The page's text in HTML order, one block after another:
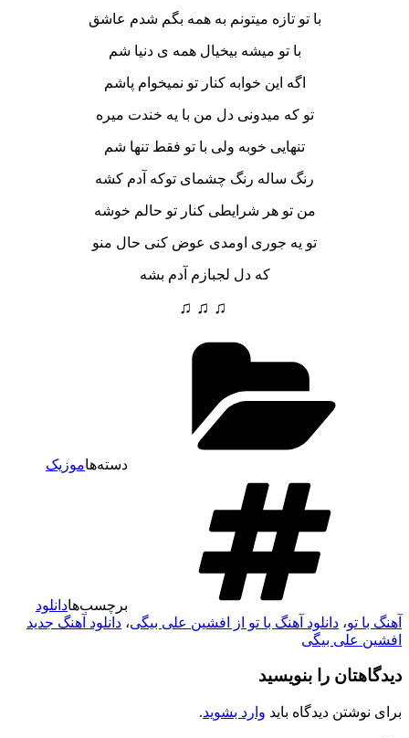
با تو تازه میتونم به همه بگم شدم عاشق
با تو میشه بیخیال همه ی دنیا شم
اگه این خوابه کنار تو نمیخوام پاشم
تو که میدونی دل من با یه خندت میره
تنهایی خوبه ولی با تو فقط تنها شم
رنگ ساله رنگ چشمای توکه آدم کشه
من تو هر شرایطی کنار تو حالم خوشه
تو یه جوری اومدی عوض کنی حال منو
که دل لجبازم آدم بشه
♫ ♫ ♫
دسته‌هاموزیک
برچسب‌هادانلود
آهنگ با تو، دانلود آهنگ با تو از افشین علی بیگی، دانلود آهنگ جدید
افشین علی بیگی
دیدگاهتان را بنویسید
برای نوشتن دیدگاه باید وارد بشوید.